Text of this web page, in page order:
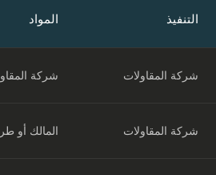
التنفيذ المواد
شركة المقاولات شركة
شركة المقاولات المالك أو